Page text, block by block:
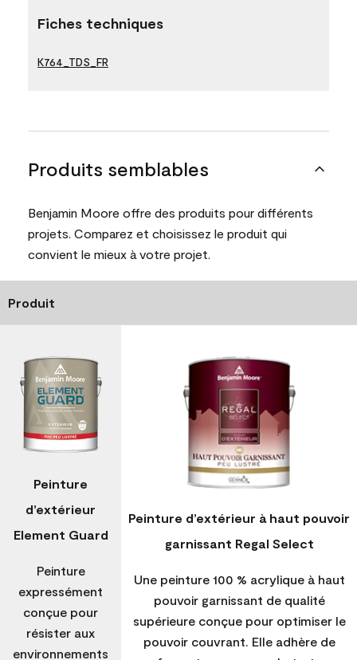
Fiches techniques
K764_TDS_FR
Produits semblables
Benjamin Moore offre des produits pour différents
projets. Comparez et choisissez le produit qui
convient le mieux à votre projet.
Produit
Peinture
d’extérieur
Element Guard
Peinture
expressément
conçue pour
résister aux
environnements
Peinture d’extérieur à haut pouvoir
garnissant Regal Select
Une peinture 100 % acrylique à haut
pouvoir garnissant de qualité
supérieure conçue pour optimiser le
pouvoir couvrant. Elle adhère de